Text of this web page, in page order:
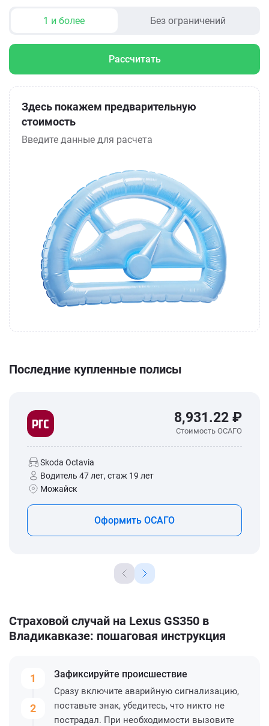
1 и более Без ограничений
Рассчитать
Здесь покажем предварительную
стоимость
Введите данные для расчета
Последние купленные полисы
8,931.22 ₽
Стоимость ОСАГО
Skoda Octavia
Водитель 47 лет, стаж 19 лет
Можайск
Оформить ОСАГО
Страховой случай на Lexus GS350 в
Владикавказе: пошаговая инструкция
1
2
Зафиксируйте происшествие
Сразу включите аварийную сигнализацию,
поставьте знак, убедитесь, что никто не
пострадал. При необходимости вызовите